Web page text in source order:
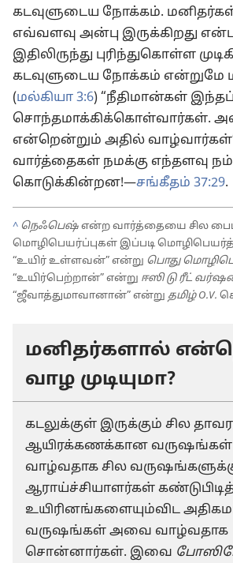
கடவுளுடைய நோக்கம்.
எவ்வளவு அன்பு இருக்கிறது
இதிலிருந்து புரிந்துகொள்ள
கடவுளுடைய நோக்கம் என்றுமே
(மல்கியா 3:6) “நீதிமான்கள்
சொந்தமாக்கிக்கொள்வார்கள்.
என்றென்றும் அதில்
வார்த்தைகள் நமக்கு எந்தளவு
கொடுக்கின்றன!—சங்கீதம் 37:29.
^ நெஃபெஷ்என்ற வார்த்தையை சில
மொழிபெயர்ப்புகள் இப்படி
“உயிர் உள்ளவன்” என்று பொது
“உயிர்பெற்றான்” என்று ஈஸி டு ரீட்
“ஜீவாத்துமாவானான்” என்று தமிழ் O.V.
மனிதர்களால்
வாழ முடியுமா?
கடலுக்குள் இருக்கும் சில
ஆயிரக்கணக்கான வருஷங்கள்
வாழ்வதாக சில
ஆராய்ச்சியாளர்கள்
உயிரினங்களையும்விட
வருஷங்கள் அவை வாழ்வதாக
சொன்னார்கள். இவை